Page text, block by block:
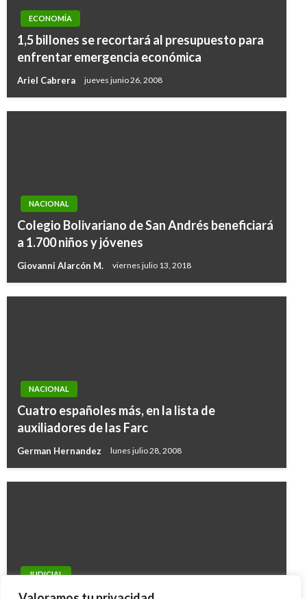
ECONOMÍA
1,5 billones se recortará al presupuesto para
enfrentar emergencia económica
Ariel Cabrera jueves junio 26, 2008
NACIONAL
Colegio Bolivariano de San Andrés beneficiará
a 1.700 niños y jóvenes
Giovanni Alarcón M. viernes julio 13, 2018
NACIONAL
Cuatro españoles más, en la lista de
auxiliadores de las Farc
German Hernandez lunes julio 28, 2008
JUDICIAL
En 2009 se fugaron 179 presos con detención